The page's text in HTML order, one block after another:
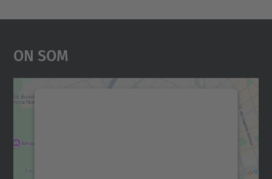
On Som